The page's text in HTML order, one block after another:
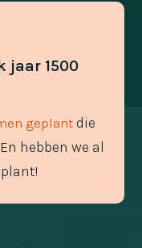
jaar 1500
geplantdie
hebben we al